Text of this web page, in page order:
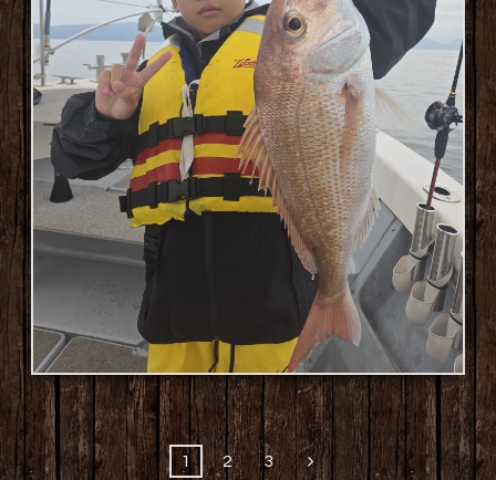
1 2 3